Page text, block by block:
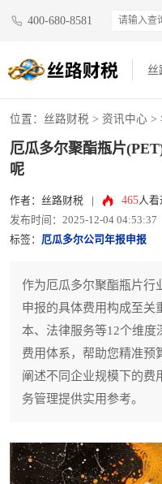
400-680-8581
丝
位置： 丝路财税 > 资讯中心 >
厄瓜多尔聚酯瓶片
呢
作者：丝路财税 465人看
发布时间：2025-12-04 04:53:37
标签： 厄瓜多尔公司年报申报
作为厄瓜多尔聚酯瓶片行
申报的具体费用构成至关
本、法律服务等12个维度
费用体系，帮助您精准预
阐述不同企业规模下的费
务管理提供实用参考。